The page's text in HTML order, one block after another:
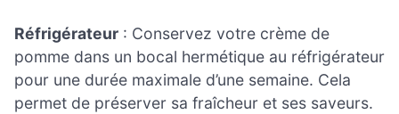
Réfrigérateur : Conservez votre crème de
pomme dans un bocal hermétique au réfrigérateur
pour une durée maximale d’une semaine. Cela
permet de préserver sa fraîcheur et ses saveurs.